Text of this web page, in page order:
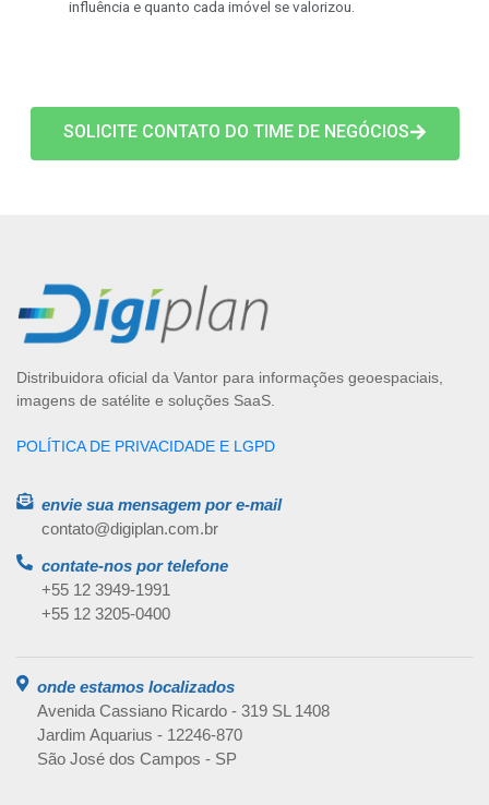
influência e quanto cada imóvel se valorizou.
SOLICITE CONTATO DO TIME DE NEGÓCIOS
Distribuidora oficial da Vantor para informações geoespaciais,
imagens de satélite e soluções SaaS.
POLÍTICA DE PRIVACIDADE E LGPD
envie sua mensagem por e-mail
contato@digiplan.com.br
contate-nos por telefone
+55 12 3949-1991
+55 12 3205-0400
onde estamos localizados
Avenida Cassiano Ricardo - 319 SL 1408
Jardim Aquarius - 12246-870
São José dos Campos - SP